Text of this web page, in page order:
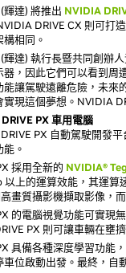
輝達) 將推出 NVIDIA
DRIVE CX 則可打
相同。
輝達) 執行長暨共同創辦
器，因此它們可以看到周
能讓駕駛遠離危險，未來
實現這個夢想。NVIDIA
PX 車用電腦
PX 自動駕駛開發
。
採用全新的 NVIDIA®
以上的運算效能，其運算
畫質攝影機擷取影像，
的電腦視覺功能可實現
PX 則可讓車輛在壅
具備各種深度學習功能
車位啟動出發。最終，自